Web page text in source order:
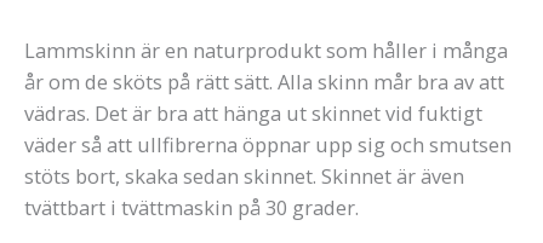
Lammskinn är en naturprodukt som håller i många
år om de sköts på rätt sätt. Alla skinn mår bra av att
vädras. Det är bra att hänga ut skinnet vid fuktigt
väder så att ullfibrerna öppnar upp sig och smutsen
stöts bort, skaka sedan skinnet. Skinnet är även
tvättbart i tvättmaskin på 30 grader.